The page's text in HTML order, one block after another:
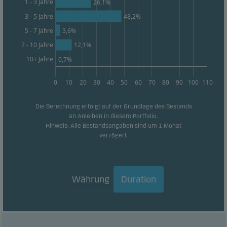
0 10 20 30 40 50 60 70 80 90 100 110
1 - 3 Jahre
3 - 5 Jahre
5 - 7 Jahre
7 - 10 Jahre
10+ Jahre
26,1%
48,2%
3,6%
12,1%
0,7%
Die Berechnung erfolgt auf der Grundlage des Bestands
an Anleihen in diesem Portfolio.
Hinweis: Alle Bestandsangaben sind um 1 Monat
verzögert.
Währung Duration
Werbe-Cookies
Durch diese Cookies können wir Sie (Ihr Gerät)
identifizieren und Ihr Verhalten analysieren, um
Ihnen relevante Inhalte bereitzustellen.